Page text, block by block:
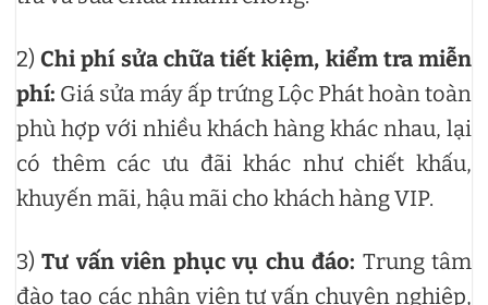
2)Chi phí sửa chữa tiết kiệm, kiểm tra miễn
phí: Giá sửa máy ấp trứng Lộc Phát hoàn toàn
phù hợp với nhiều khách hàng khác nhau, lại
có thêm các ưu đãi khác như chiết khấu,
khuyến mãi, hậu mãi cho khách hàng VIP.
3)Tư vấn viên phục vụ chu đáo: Trung tâm
đào tạo các nhân viên tư vấn chuyên nghiệp,